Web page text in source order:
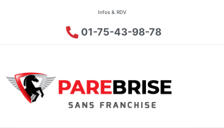
Infos & RDV
01-75-43-98-78